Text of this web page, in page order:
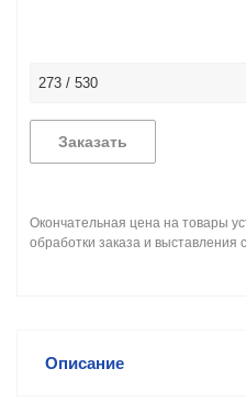
273 / 530
Заказать
Окончательная цена на товары
обработки заказа и выставления
Описание